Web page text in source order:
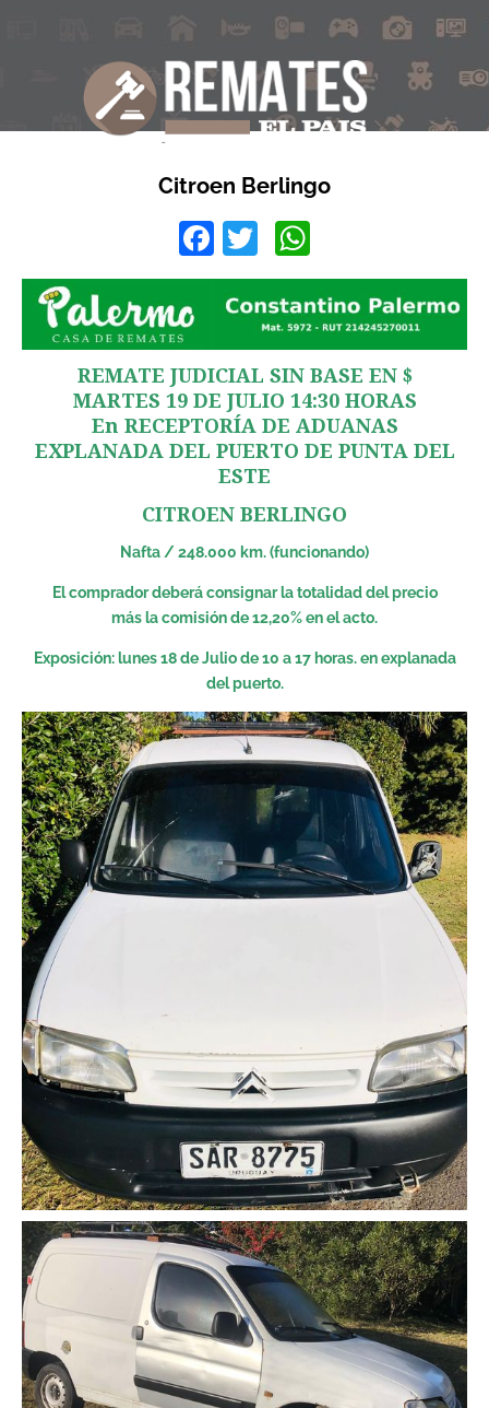
Citroen Berlingo
Facebook
Twitter
REMATE JUDICIAL SIN BASE EN $
MARTES 19 DE JULIO 14:30 HORAS
En RECEPTORÍA DE ADUANAS
EXPLANADA DEL PUERTO DE PUNTA DEL
ESTE
CITROEN BERLINGO
Nafta / 248.000 km. (funcionando)
El comprador deberá consignar la totalidad del precio
más la comisión de 12,20% en el acto.
Exposición: lunes 18 de Julio de 10 a 17 horas. en explanada
del puerto.